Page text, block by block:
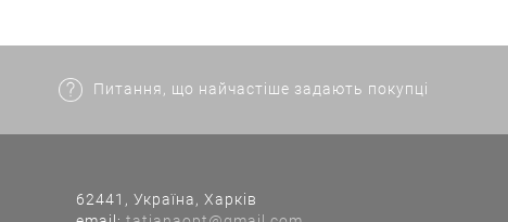
Питання, що найчастіше задають покупці
62441, Україна, Харків